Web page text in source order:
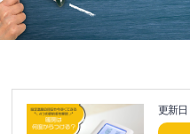
更新日